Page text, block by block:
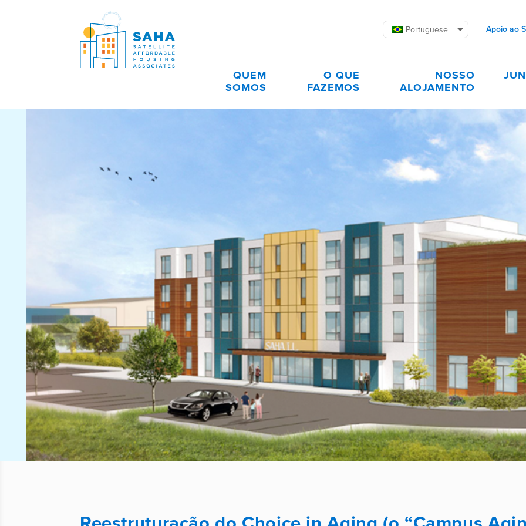
Pular para o conteúdo
Portuguese Apoio ao
QUEM
SOMOS
O QUE
FAZEMOS
NOSSO
ALOJAMENTO